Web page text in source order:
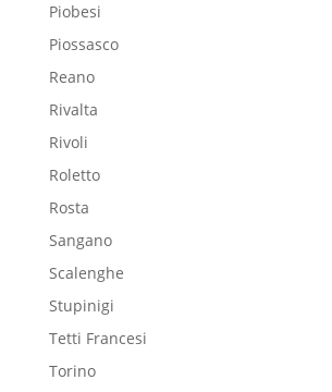
Piobesi
Piossasco
Reano
Rivalta
Rivoli
Roletto
Rosta
Sangano
Scalenghe
Stupinigi
Tetti Francesi
Torino